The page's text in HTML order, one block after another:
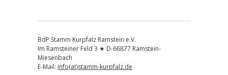
BdP Stamm Kurpfalz Ramstein e.V.
Im Ramsteiner Feld 3 ★ D-66877 Ramstein-
Miesenbach
E-Mail: info(at)stamm-kurpfalz.de